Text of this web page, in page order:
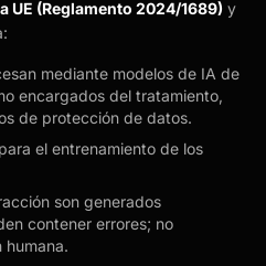
UE (Reglamento 2024/1689) y
mediante modelos de IA de
encargados del tratamiento,
de protección de datos.
el entrenamiento de los
son generados
contener errores; no
humana.